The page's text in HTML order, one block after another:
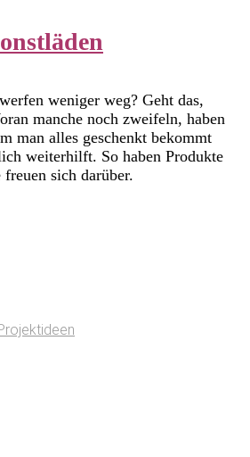
weniger weg? Geht das,
manche noch zweifeln, haben
man alles geschenkt bekommt
weiterhilft. So haben Produkte
sich darüber.